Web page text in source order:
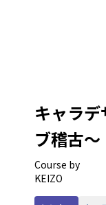
キャラ
ブ稽古〜
Course by
KEIZO